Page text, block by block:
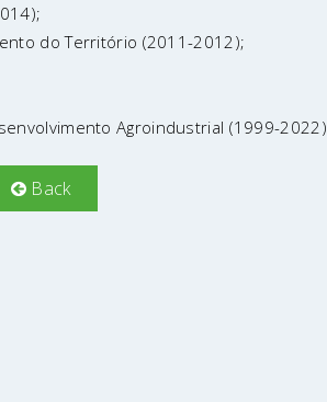
do Território (2011-2012);
Agroindustrial (1999-2022)
Back